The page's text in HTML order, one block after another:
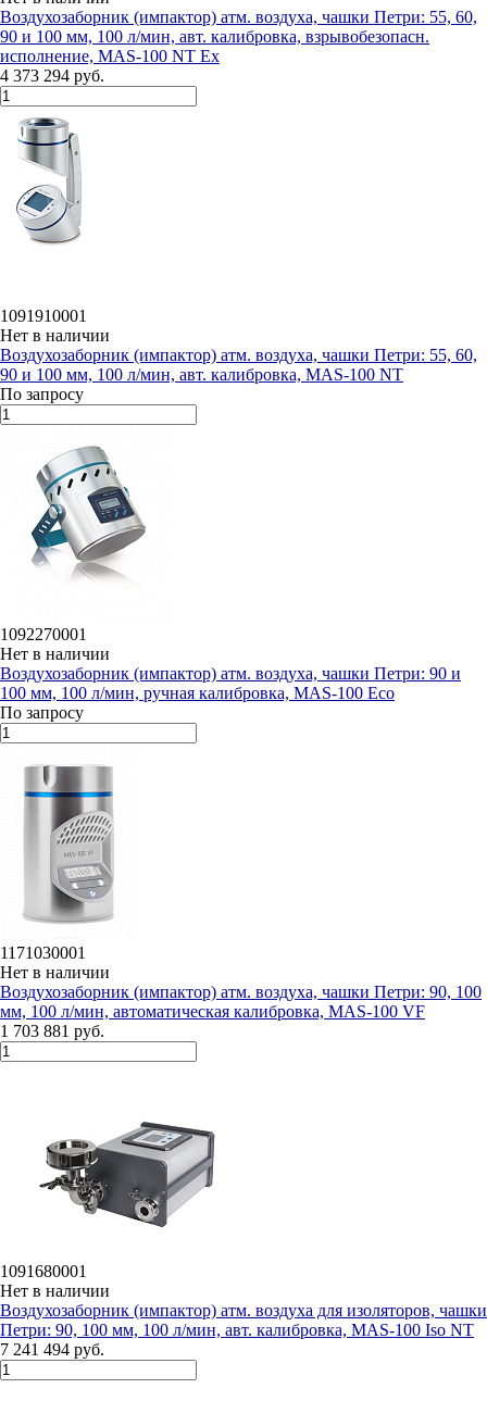
Воздухозаборник (импактор) атм. воздуха, чашки Петри: 55, 60,
90 и 100 мм, 100 л/мин, авт. калибровка, взрывобезопасн.
исполнение, MAS-100 NT Ex
4 373 294 руб.
1091910001
Нет в наличии
Воздухозаборник (импактор) атм. воздуха, чашки Петри: 55, 60,
90 и 100 мм, 100 л/мин, авт. калибровка, MAS-100 NT
По запросу
1092270001
Нет в наличии
Воздухозаборник (импактор) атм. воздуха, чашки Петри: 90 и
100 мм, 100 л/мин, ручная калибровка, MAS-100 Eco
По запросу
1171030001
Нет в наличии
Воздухозаборник (импактор) атм. воздуха, чашки Петри: 90, 100
мм, 100 л/мин, автоматическая калибровка, MAS-100 VF
1 703 881 руб.
1091680001
Нет в наличии
Воздухозаборник (импактор) атм. воздуха для изоляторов, чашки
Петри: 90, 100 мм, 100 л/мин, авт. калибровка, MAS-100 Iso NT
7 241 494 руб.